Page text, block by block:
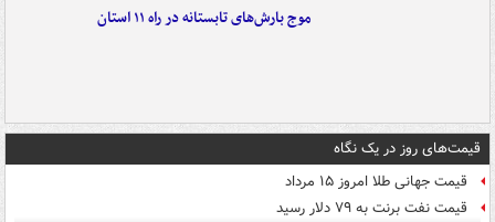
موج بارش‌های تابستانه در راه ۱۱ استان
قیمت‌های روز در یک نگاه
قیمت جهانی طلا امروز ۱۵ مرداد
قیمت نفت برنت به ۷۹ دلار رسید